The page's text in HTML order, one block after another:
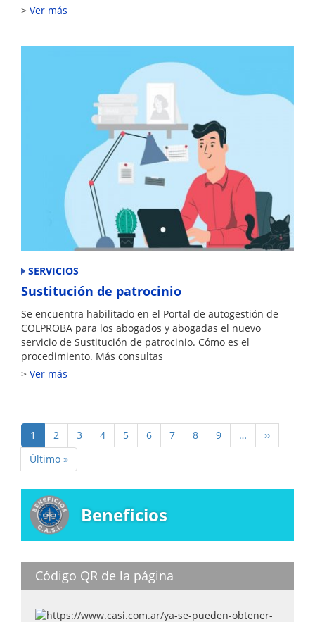
Ver más
SERVICIOS
Sustitución de patrocinio
Se encuentra habilitado en el Portal de autogestión de
COLPROBA para los abogados y abogadas el nuevo
servicio de Sustitución de patrocinio. Cómo es el
procedimiento. Más consultas
Ver más
Paginación
Página
actual
1 Page
2 Page
3 Page
4 Page
5 Page
6 Page
7 Page
8 Page
9 …
Siguiente
página
››
Última
página
Último »
Beneficios
Código QR de la página